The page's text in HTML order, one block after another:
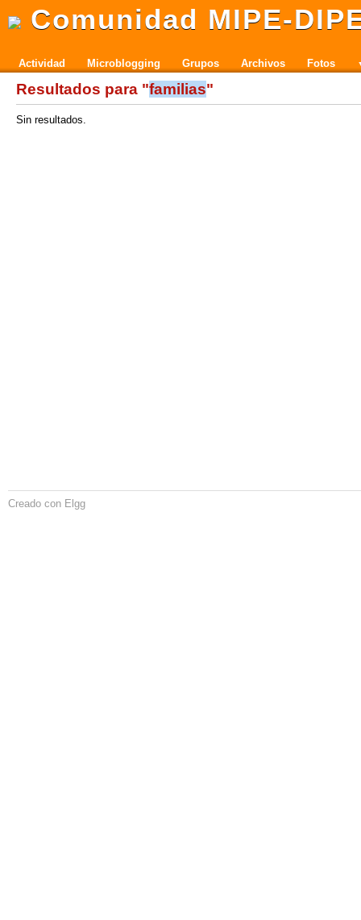
Comunidad MIPE-
Actividad Microblogging Grupos Archivos Fotos
Resultados para "familias"
Sin resultados.
Creado con Elgg